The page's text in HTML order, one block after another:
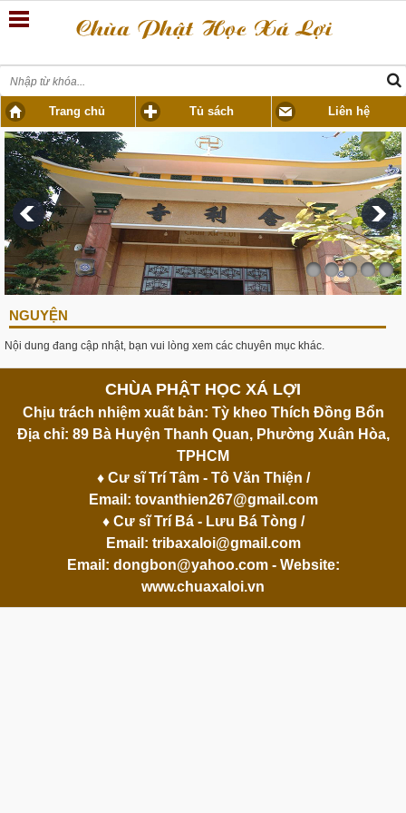
Trang chủ Tủ sách Liên hệ
NGUYỆN
Nội dung đang cập nhật, bạn vui lòng xem các chuyên mục khác.
CHÙA PHẬT HỌC XÁ LỢI
Chịu trách nhiệm xuất bản: Tỳ kheo Thích Đồng Bổn
Địa chỉ: 89 Bà Huyện Thanh Quan, Phường Xuân Hòa,
TPHCM
♦ Cư sĩ Trí Tâm - Tô Văn Thiện /
Email: tovanthien267@gmail.com
♦ Cư sĩ Trí Bá - Lưu Bá Tòng /
Email: tribaxaloi@gmail.com
Email: dongbon@yahoo.com- Website:
www.chuaxaloi.vn